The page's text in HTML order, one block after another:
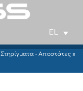
EL
Στηρίγματα - Αποστάτες »